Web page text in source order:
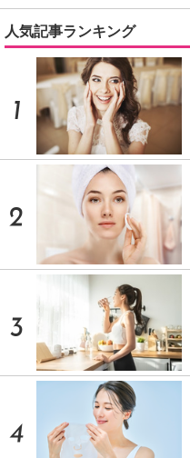
人気記事ランキング